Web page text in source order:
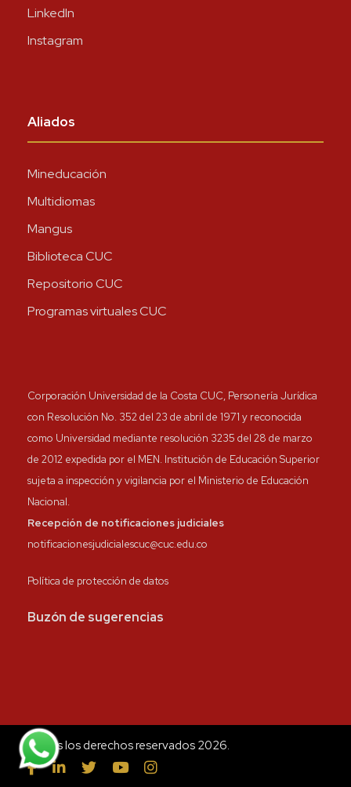
LinkedIn
Instagram
Aliados
Mineducación
Multidiomas
Mangus
Biblioteca CUC
Repositorio CUC
Programas virtuales CUC
Corporación Universidad de la Costa CUC, Personería Jurídica
con Resolución No. 352 del 23 de abril de 1971 y reconocida
como Universidad mediante resolución 3235 del 28 de marzo
de 2012 expedida por el MEN. Institución de Educación Superior
sujeta a inspección y vigilancia por el Ministerio de Educación
Nacional.
Recepción de notificaciones judiciales
notificacionesjudicialescuc@cuc.edu.co
Política de protección de datos
Buzón de sugerencias
Todos los derechos reservados 2026.